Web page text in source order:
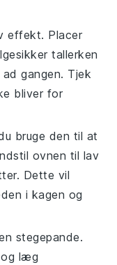
effekt. Placer
tallerken
gangen. Tjek
bliver for
bruge den til at
ovnen til lav
Dette vil
i kagen og
stegepande.
og læg